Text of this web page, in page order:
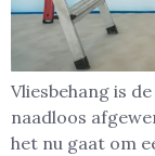
Vliesbehang is
naadloos
het nu gaat om